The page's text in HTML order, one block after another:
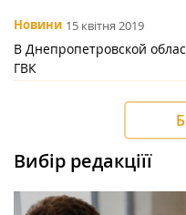
Новини 15 квітня 2019
В Днепропетровской
ГВК
Вибір редакціїї